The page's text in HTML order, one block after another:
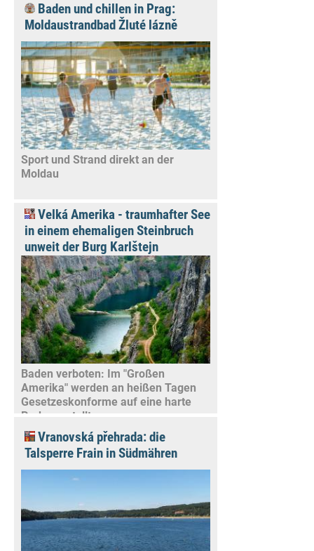
Baden und chillen in Prag:
Moldaustrandbad Žluté lázně
Sport und Strand direkt an der
Moldau
Velká Amerika - traumhafter See
in einem ehemaligen Steinbruch
unweit der Burg Karlštejn
Baden verboten: Im "Großen
Amerika" werden an heißen Tagen
Gesetzeskonforme auf eine harte
Probe gestellt
Vranovská přehrada: die
Talsperre Frain in Südmähren